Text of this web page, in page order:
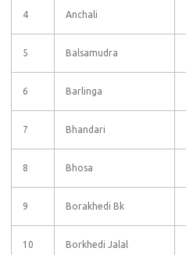
4 Anchali
5 Balsamudra
6 Barlinga
7 Bhandari
8 Bhosa
9 Borakhedi Bk
10 Borkhedi Jalal